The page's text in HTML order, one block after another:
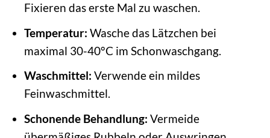
Fixieren das erste Mal zu waschen.
Temperatur: Wasche das Lätzchen bei
maximal 30-40°C im Schonwaschgang.
Waschmittel: Verwende ein mildes
Feinwaschmittel.
Schonende Behandlung: Vermeide